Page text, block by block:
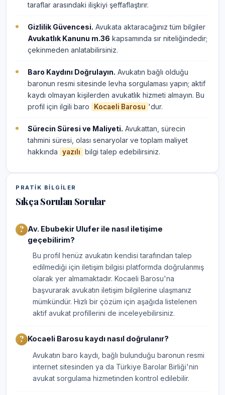
taraflar arasındaki ilişkiyi şeffaflaştırır.
Gizlilik Güvencesi. Avukata aktaracağınız tüm bilgiler
Avukatlık Kanunu m.36 kapsamında sır niteliğindedir;
çekinmeden anlatabilirsiniz.
Baro Kaydını Doğrulayın. Avukatın bağlı olduğu
baronun resmi sitesinde levha sorgulaması yapın; aktif
kaydı olmayan kişilerden avukatlık hizmeti almayın. Bu
profil için ilgili baro
Kocaeli Barosu 'dur.
Sürecin Süresi ve Maliyeti. Avukattan, sürecin
tahmini süresi, olası senaryolar ve toplam maliyet
hakkında
yazılı bilgi talep edebilirsiniz.
PRATIK BILGILER
Sıkça Sorulan Sorular
Av. Ebubekir Ulufer ile nasıl iletişime
geçebilirim?
Bu profil henüz avukatın kendisi tarafından talep
edilmediği için iletişim bilgisi platformda doğrulanmış
olarak yer almamaktadır. Kocaeli Barosu'na
başvurarak avukatın iletişim bilgilerine ulaşmanız
mümkündür. Hızlı bir çözüm için aşağıda listelenen
aktif avukat profillerini de inceleyebilirsiniz.
Kocaeli Barosu kaydı nasıl doğrulanır?
Avukatın baro kaydı, bağlı bulunduğu baronun resmi
internet sitesinden ya da Türkiye Barolar Birliği'nin
avukat sorgulama hizmetinden kontrol edilebilir.